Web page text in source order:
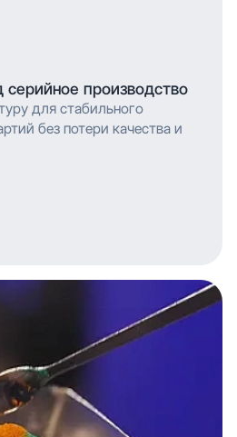
производство
для стабильного
без потери качества и